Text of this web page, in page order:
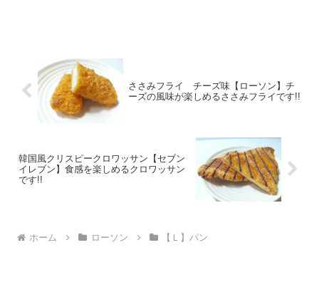
ささみフライ チーズ味【ローソン】チ
ーズの風味が楽しめるささみフライです!!
韓国風クリスピークロワッサン【セブン
イレブン】食感を楽しめるクロワッサン
です!!
ホーム ローソン 【Ｌ】パン